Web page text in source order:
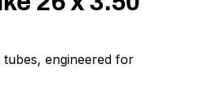
engineered for